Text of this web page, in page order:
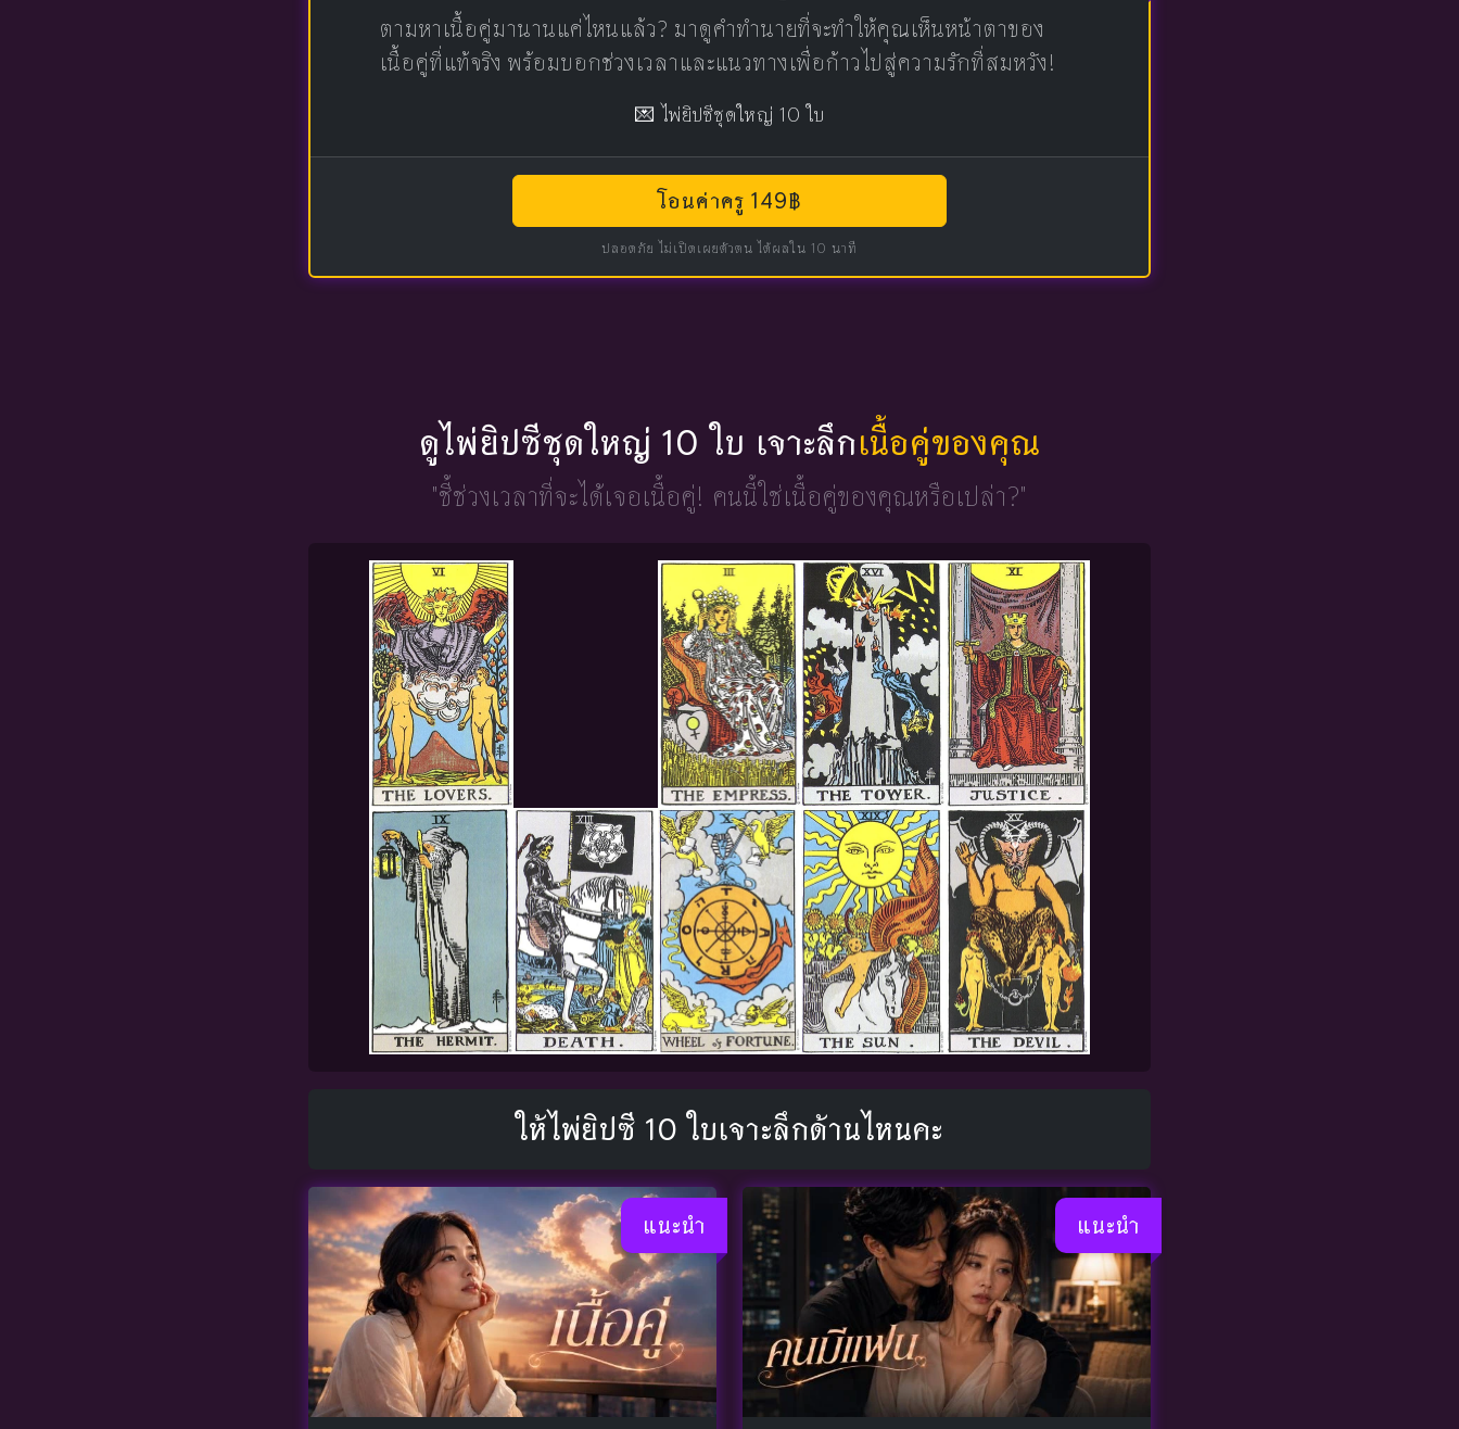
ตามหาเนื้อคู่มานานแค่ไหนแล้ว? มาดูคำทำนายที่จะทำให้คุณเห็นหน้าตาของ
เนื้อคู่ที่แท้จริง พร้อมบอกช่วงเวลาและแนวทางเพื่อก้าวไปสู่ความรักที่สมหวัง!
💌 ไพ่ยิปซีชุดใหญ่ 10 ใบ
โอนค่าครู 149฿
ปลอดภัย ไม่เปิดเผยตัวตน ได้ผลใน 10 นาที
ดูไพ่ยิปซีชุดใหญ่ 10 ใบ เจาะลึกเนื้อคู่ของคุณ
"ชี้ช่วงเวลาที่จะได้เจอเนื้อคู่! คนนี้ใช่เนื้อคู่ของคุณหรือเปล่า?"
ให้ไพ่ยิปซี 10 ใบเจาะลึกด้านไหนคะ
แนะนำ แนะนำ